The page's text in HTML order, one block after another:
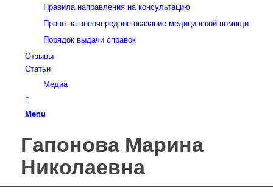
Правила направления на консультацию
Право на внеочередное оказание медицинской помощи
Порядок выдачи справок
Отзывы
Статьи
Медиа
Menu
Гапонова Марина
Николаевна